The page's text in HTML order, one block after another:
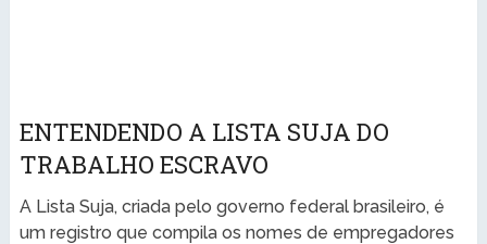
ENTENDENDO A LISTA SUJA DO
TRABALHO ESCRAVO
A Lista Suja, criada pelo governo federal brasileiro, é
um registro que compila os nomes de empregadores